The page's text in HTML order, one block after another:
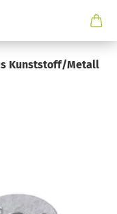
Kunststoff/Metall